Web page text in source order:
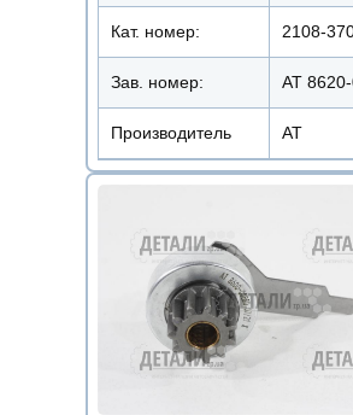
Кат. номер: 2108-
Зав. номер: AT
Производитель АТ